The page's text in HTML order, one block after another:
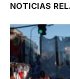
NOTICIAS